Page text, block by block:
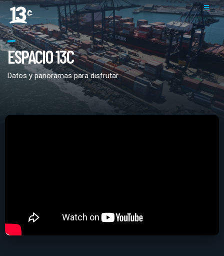
ESPACIO 13C
Datos y panoramas para disfrutar